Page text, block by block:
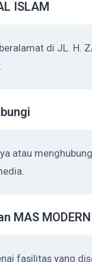
ISLAM
di JL. H.
atau
MAS
fasilitas yang